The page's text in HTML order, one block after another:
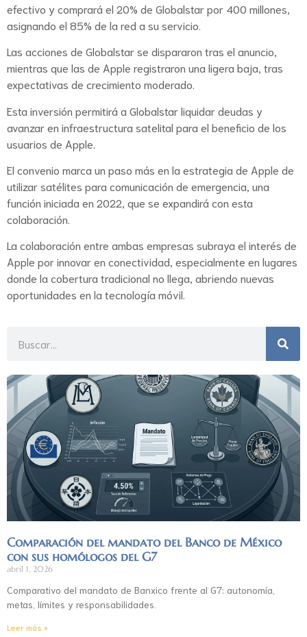
efectivo y comprará el 20% de Globalstar por 400 millones,
asignando el 85% de la red a su servicio.
Las acciones de Globalstar se dispararon tras el anuncio,
mientras que las de Apple registraron una ligera baja, tras
expectativas de crecimiento moderado.
Esta inversión permitirá a Globalstar liquidar deudas y
avanzar en infraestructura satelital para el beneficio de los
usuarios de Apple.
El convenio marca un paso más en la estrategia de Apple de
utilizar satélites para comunicación de emergencia, una
función iniciada en 2022, que se expandirá con esta
colaboración.
La colaboración entre ambas empresas subraya el interés de
Apple por innovar en conectividad, especialmente en lugares
donde la cobertura tradicional no llega, abriendo nuevas
oportunidades en la tecnología móvil.
Comparación del mandato del Banco de México
con sus homólogos del G7
abril 1, 2026
Comparativo del mandato de Banxico frente al G7: autonomía,
metas, límites y responsabilidades.
Leer más »